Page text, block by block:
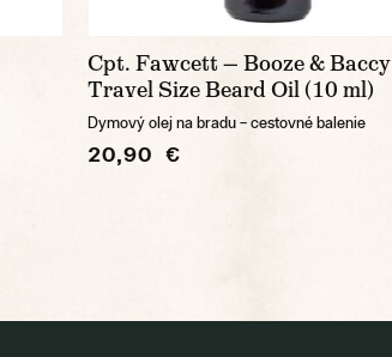
Cpt. Fawcett — Booze & Baccy
Travel Size Beard Oil (10 ml)
Dymový olej na bradu – cestovné balenie
20,90 €